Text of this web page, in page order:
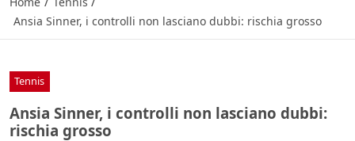
Ansia Sinner, i controlli non lasciano dubbi: rischia grosso
Tennis
Ansia Sinner, i controlli non lasciano dubbi:
rischia grosso